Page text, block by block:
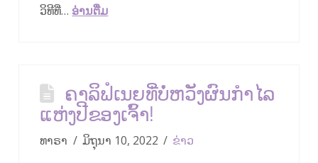
ວິທີທີ່… ອ່ານ​ຕື່ມ
ຄາລິຟໍເນຍທີ່ບໍ່ຫວັງຜົນກຳໄລ
ແຫ່ງປີຂອງເຈົ້າ!
ທາຣາ ມິຖຸນາ 10, 2022 ຂ່າວ